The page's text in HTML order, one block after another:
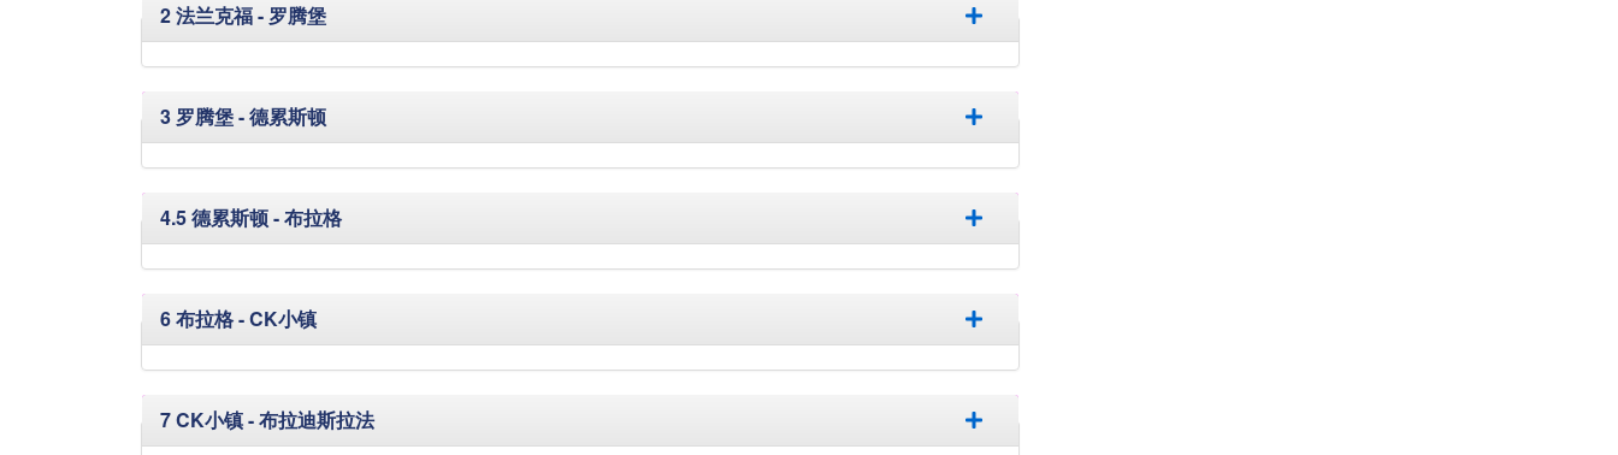
隐藏
2 法兰克福 - 罗腾堡
隐藏
3 罗腾堡 - 德累斯顿
隐藏
4.5 德累斯顿 - 布拉格
隐藏
6 布拉格 - CK小镇
隐藏
7 CK小镇 - 布拉迪斯拉法